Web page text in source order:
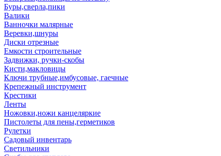
Буры,сверла,пики
Валики
Ванночки малярные
Веревки,шнуры
Диски отрезные
Емкости строительные
Задвижки, ручки-скобы
Кисти,макловицы
Ключи трубные,имбусовые, гаечные
Крепежный инструмент
Крестики
Ленты
Ножовки,ножи канцеляркие
Пистолеты для пены,герметиков
Рулетки
Садовый инвентарь
Светильники